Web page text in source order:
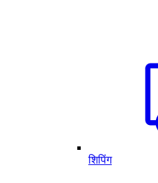
शिपिंग